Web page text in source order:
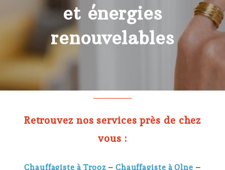
et énergies
renouvelables
Retrouvez nos services près de chez
vous :
Chauffagiste à Trooz – Chauffagiste à Olne –